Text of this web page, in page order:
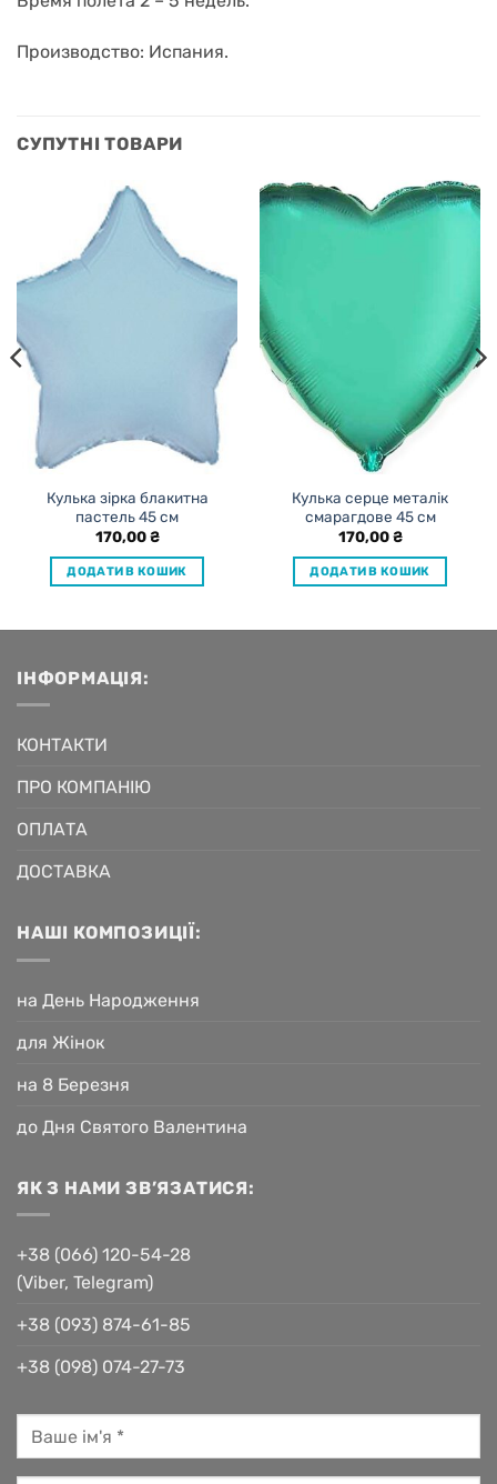
Производство: Испания.
СУПУТНІ ТОВАРИ
Кулька зірка блакитна
пастель 45 см
170,00₴
ДОДАТИ В КОШИК
Кулька серце металік
смарагдове 45 см
170,00₴
ДОДАТИ В КОШИК
ІНФОРМАЦІЯ:
КОНТАКТИ
ПРО КОМПАНІЮ
ОПЛАТА
ДОСТАВКА
НАШІ КОМПОЗИЦІЇ:
на День Народження
для Жінок
на 8 Березня
до Дня Святого Валентина
ЯК З НАМИ ЗВ’ЯЗАТИСЯ:
+38 (066) 120-54-28
(Viber, Telegram)
+38 (093) 874-61-85
+38 (098) 074-27-73